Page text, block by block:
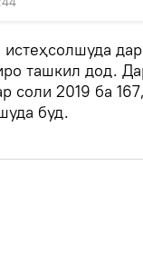
ташкил дод.
соли 2019 ба
буд.